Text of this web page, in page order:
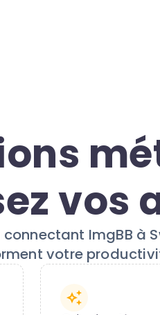
vos
ImgBB à
votre